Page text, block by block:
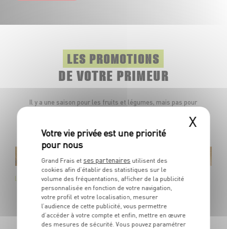
LES PROMOTIONS
DE VOTRE PRIMEUR
Il y a une saison pour les fruits et légumes, mais pas pour
1 / Calibre 25
X
Grand Frais et ses partenaires utilisent des
cookies afin d’établir des statistiques sur le
volume des fréquentations, afficher de la publicité
personnalisée en fonction de votre navigation,
votre profil et votre localisation, mesurer
l’audience de cette publicité, vous permettre
d’accéder à votre compte et enfin, mettre en œuvre
des mesures de sécurité. Vous pouvez paramétrer